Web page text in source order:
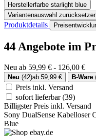
Herstellerfarbe starlight blue
Variantenauswahl
Produktdetails
44 Angebote im
Neu ab 59,99 € - 126,00 €
Neu (42)ab 59,99 € B-Ware
Preis inkl. Versand
sofort lieferbar(39)
Billigster Preis inkl. Versand
Sony DualSense Kabelloser
Blue